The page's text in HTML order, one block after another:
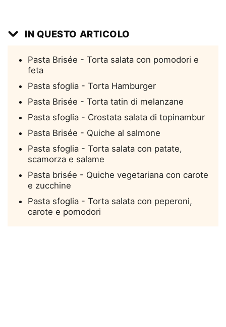
IN QUESTO ARTICOLO
Pasta Brisée - Torta salata con pomodori e
feta
Pasta sfoglia - Torta Hamburger
Pasta Brisée - Torta tatin di melanzane
Pasta sfoglia - Crostata salata di topinambur
Pasta Brisée - Quiche al salmone
Pasta sfoglia - Torta salata con patate,
scamorza e salame
Pasta brisée - Quiche vegetariana con carote
e zucchine
Pasta sfoglia - Torta salata con peperoni,
carote e pomodori